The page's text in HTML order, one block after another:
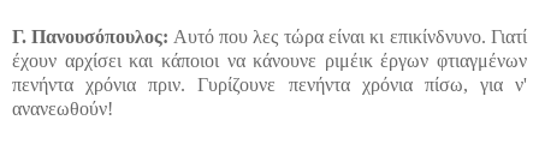
Γ. Πανουσόπουλος: Αυτό που λες τώρα είναι κι επικίνδνυνο. Γιατί
έχουν αρχίσει και κάποιοι να κάνουνε ριμέικ έργων φτιαγμένων
πενήντα χρόνια πριν. Γυρίζουνε πενήντα χρόνια πίσω, για ν'
ανανεωθούν!